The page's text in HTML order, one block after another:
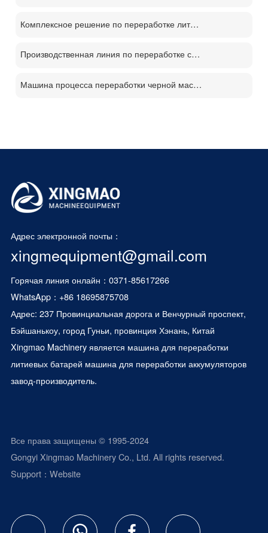
Комплексное решение по переработке литиевых батарей
Производственная линия по переработке солнечных панелей PV
Машина процесса переработки черной массы батареи
Адрес электронной почты：
xingmequipment@gmail.com
Горячая линия онлайн：0371-85617266
WhatsApp： +86 18695875708
Адрес: 237 Провинциальная дорога и Венчурный проспект,
Бэйшанькоу, город Гуньи, провинция Хэнань, Китай
Xingmao Machinery является машина для переработки
литиевых батарей машина для переработки аккумуляторов
завод-производитель.
Все права защищены © 1995-2024
Gongyi Xingmao Machinery Co., Ltd. All rights reserved.
Support： Website